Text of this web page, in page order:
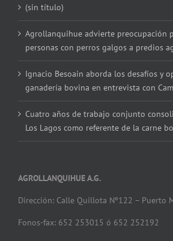
(sin título)
Agrollanquihue advierte preocupación
personas con perros galgos a predios
Ignacio Besoain aborda los desafíos y
ganadería bovina en entrevista con
Cuatro años de trabajo conjunto
Los Lagos como referente de la carne
AGROLLANQUIHUE A.G.
Dirección: Calle Quillota Nº122 – Puerto
Fonos-fax: 652 253015 ó 652 252192